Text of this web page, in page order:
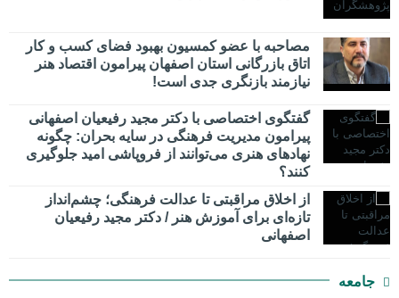
مصاحبه با عضو کمسیون بهبود فضای کسب و کار
اتاق بازرگانی استان اصفهان پیرامون اقتصاد هنر
نیازمند بازنگری جدی است!
گفتگوی اختصاصی با دکتر مجید رفیعیان اصفهانی
پیرامون مدیریت فرهنگی در سایه بحران: چگونه
نهادهای هنری می‌توانند از فروپاشی امید جلوگیری
کنند؟
از اخلاق مراقبتی تا عدالت فرهنگی؛ چشم‌انداز
تازه‌ای برای آموزش هنر / دکتر مجید رفیعیان
اصفهانی
جامعه